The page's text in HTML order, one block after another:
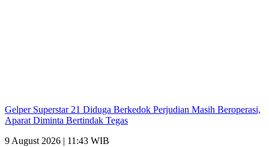
Gelper Superstar 21 Diduga Berkedok Perjudian Masih Beroperasi,
Aparat Diminta Bertindak Tegas
9 August 2026 | 11:43 WIB